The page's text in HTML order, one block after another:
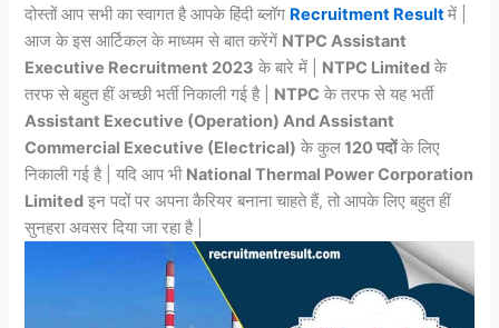
दोस्तों आप सभी का स्वागत है आपके हिंदी ब्लॉग Recruitment Resultमें |
आज के इस आर्टिकल के माध्यम से बात करेंगें NTPC Assistant
Executive Recruitment 2023 के बारे में | NTPC Limited के
तरफ से बहुत हीं अच्छी भर्ती निकाली गई है | NTPC के तरफ से यह भर्ती
Assistant Executive (Operation) And Assistant
Commercial Executive (Electrical) के कुल120 पदोंके लिए
निकाली गई है | यदि आप भी National Thermal Power Corporation
Limited इन पदों पर अपना कैरियर बनाना चाहते हैं, तो आपके लिए बहुत हीं
सुनहरा अवसर दिया जा रहा है |